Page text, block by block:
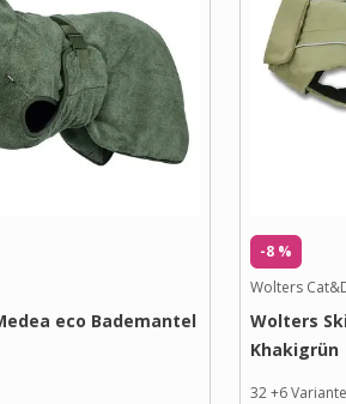
eco Bademantel
-8 %
Wolters
Wolters
Khakigrün
32+6